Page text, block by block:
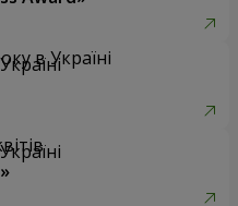
в Україні